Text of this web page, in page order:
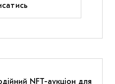
NFT-аукціон для